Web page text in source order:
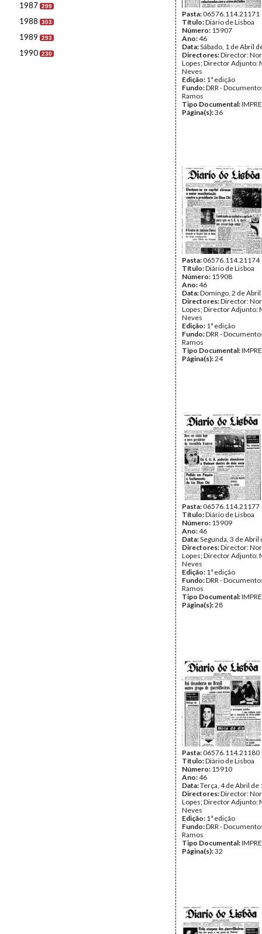
1987 299
1988 303
1989 293
1990 230
Pasta:06576.114.21171
Título:Diário de Lisboa
Número: 15907
Ano:46
Data:Sábado, 1 de Abril
Directores:Director:
Lopes; Director Adjunto:
Neves
Edição: 1ª edição
Fundo:DRR -
Ramos
Tipo Documental:
Página(s):36
Pasta:06576.114.21174
Título:Diário de Lisboa
Número: 15908
Ano:46
Data:Domingo, 2 de
Directores:Director:
Lopes; Director Adjunto:
Neves
Edição: 1ª edição
Fundo:DRR -
Ramos
Tipo Documental:
Página(s):24
Pasta:06576.114.21177
Título:Diário de Lisboa
Número: 15909
Ano:46
Data:Segunda, 3 de Abril
Directores:Director:
Lopes; Director Adjunto:
Neves
Edição: 1ª edição
Fundo:DRR -
Ramos
Tipo Documental:
Página(s):28
Pasta:06576.114.21180
Título:Diário de Lisboa
Número: 15910
Ano:46
Data:Terça, 4 de Abril de
Directores:Director:
Lopes; Director Adjunto:
Neves
Edição: 1ª edição
Fundo:DRR -
Ramos
Tipo Documental:
Página(s):32